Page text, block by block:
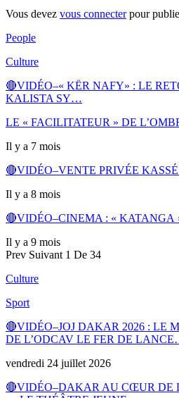
Vous devez vous connecterpour
People
Culture
🔴VIDÉO–« KËR NAFY» : LE
KALISTA SY…
LE « FACILITATEUR » DE
Il y a 7 mois
🔴VIDÉO–VENTE PRIVÉE
Il y a 8 mois
🔴VIDÉO–CINEMA : «
Il y a 9 mois
Prev Suivant 1 De 34
Culture
Sport
🔴VIDÉO–JOJ DAKAR 2026 : LE
DE L’ODCAV LE FER DE
vendredi 24 juillet 2026
🔴VIDÉO–DAKAR AU CŒUR DE